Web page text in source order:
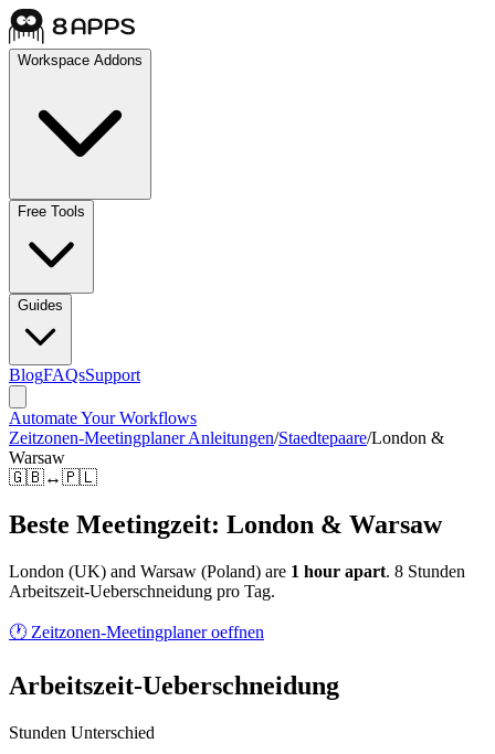
Workspace Addons
Free Tools
Guides
BlogFAQsSupport
Automate Your Workflows
Zeitzonen-Meetingplaner Anleitungen/Staedtepaare/London &
Warsaw
🇬🇧↔🇵🇱
Beste Meetingzeit: London & Warsaw
London (UK) and Warsaw (Poland) are 1 hour apart. 8 Stunden
Arbeitszeit-Ueberschneidung pro Tag.
🕐 Zeitzonen-Meetingplaner oeffnen
Arbeitszeit-Ueberschneidung
Stunden Unterschied